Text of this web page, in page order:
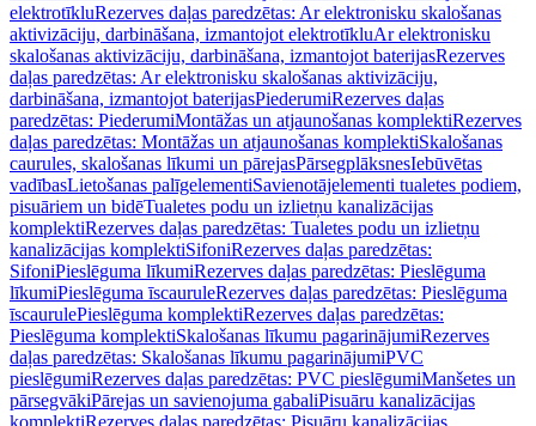
elektrotīkluRezerves daļas paredzētas: Ar elektronisku skalošanas
aktivizāciju, darbināšana, izmantojot elektrotīkluAr elektronisku
skalošanas aktivizāciju, darbināšana, izmantojot baterijasRezerves
daļas paredzētas: Ar elektronisku skalošanas aktivizāciju,
darbināšana, izmantojot baterijasPiederumiRezerves daļas
paredzētas: PiederumiMontāžas un atjaunošanas komplektiRezerves
daļas paredzētas: Montāžas un atjaunošanas komplektiSkalošanas
caurules, skalošanas līkumi un pārejasPārsegplāksnesIebūvētas
vadībasLietošanas palīgelementiSavienotājelementi tualetes podiem,
pisuāriem un bidēTualetes podu un izlietņu kanalizācijas
komplektiRezerves daļas paredzētas: Tualetes podu un izlietņu
kanalizācijas komplektiSifoniRezerves daļas paredzētas:
SifoniPieslēguma līkumiRezerves daļas paredzētas: Pieslēguma
līkumiPieslēguma īscauruleRezerves daļas paredzētas: Pieslēguma
īscaurulePieslēguma komplektiRezerves daļas paredzētas:
Pieslēguma komplektiSkalošanas līkumu pagarinājumiRezerves
daļas paredzētas: Skalošanas līkumu pagarinājumiPVC
pieslēgumiRezerves daļas paredzētas: PVC pieslēgumiManšetes un
pārsegvākiPārejas un savienojuma gabaliPisuāru kanalizācijas
komplektiRezerves daļas paredzētas: Pisuāru kanalizācijas